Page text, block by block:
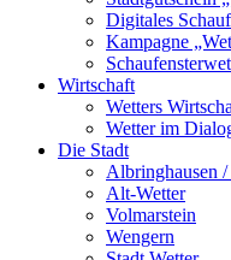
Digitales
Kampagne
Wirtschaft
Wetters
Wetter im
Die Stadt
Albringhausen
Alt-Wetter​
Volmarstein
Wengern